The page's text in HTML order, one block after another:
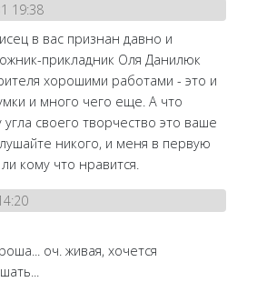
19:38
в вас признан давно и
прикладник Оля Данилюк
хорошими работами - это и
и много чего еще. А что
угла своего творчество это ваше
никого, и меня в первую
кому что нравится.
оч. живая, хочется